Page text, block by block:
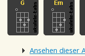
Ansehen dieser